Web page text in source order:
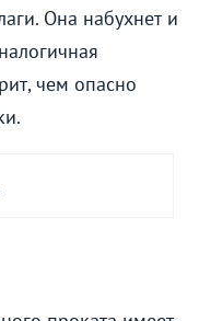
Она набухнет и
чем опасно